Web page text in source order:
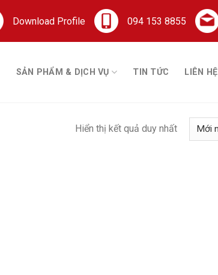
Download Profile 094 153 8855
SẢN PHẨM & DỊCH VỤ TIN TỨC LIÊN HỆ
Hiển thị kết quả duy nhất